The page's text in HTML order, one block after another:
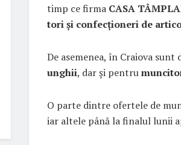
timp ce firma CASA
tori și confecționeri de
De asemenea, în Craiova
unghii, dar și pentru
O parte dintre ofertele de
iar altele până la finalul lunii